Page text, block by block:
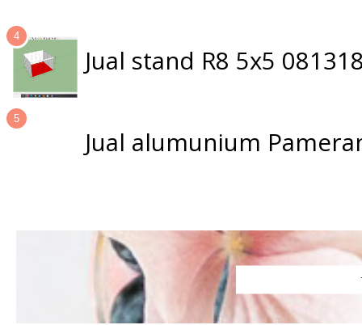
Jual stand R8 5x5
Jual alumunium